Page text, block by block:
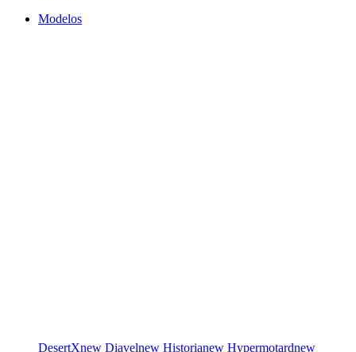
Modelos
DesertXnew Diavelnew Historianew Hypermotardnew